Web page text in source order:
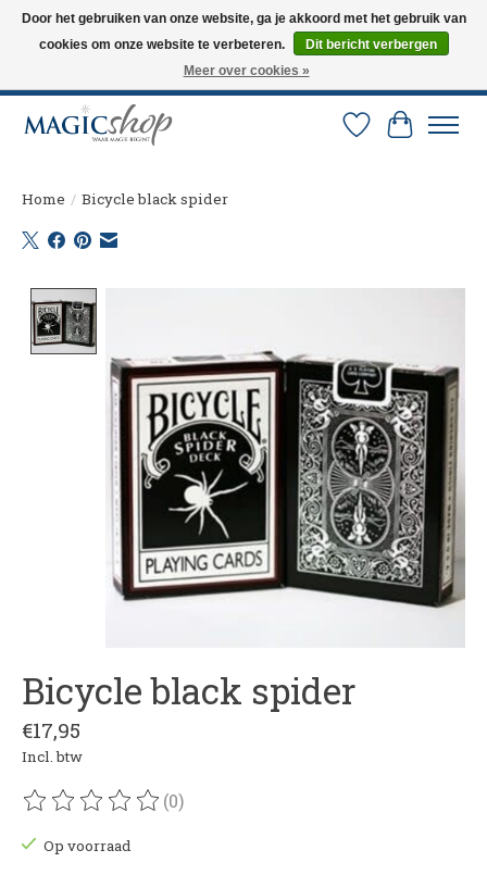
Altijd de nieuwste trucs op voorraad. Snelle verzending via PostNL en DHL.
Langskomen in onze winkel? Bel of mail om een afspraak te maken. 0251-
Verlanglijst
Home / Bicycle black spider
Bicycle black spider
€17,95
Incl. btw
De beoordeling van dit product is
(0)
Op voorraad
Door het gebruiken van onze website, ga je akkoord met het gebruik van
cookies om onze website te verbeteren.
Dit bericht verbergen
Meer over cookies »